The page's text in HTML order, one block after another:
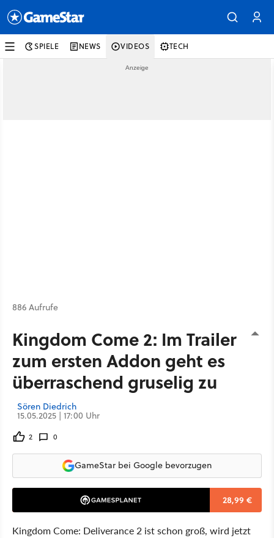
SPIELE NEWS VIDEOS TECH
886 Aufrufe
Kingdom Come 2: Im Trailer
zum ersten Addon geht es
überraschend gruselig zu
Sören Diedrich
15.05.2025 | 17:00 Uhr
2 0
GameStar bei Google bevorzugen
28,99 €
Kingdom Come: Deliverance 2 ist schon groß, wird jetzt